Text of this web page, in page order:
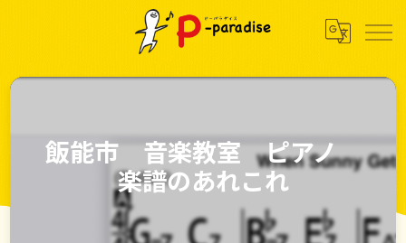
飯能市 音楽教室 ピアノ
楽譜のあれこれ